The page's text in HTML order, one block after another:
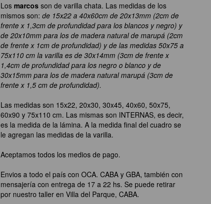
Losmarcosson de varilla chata. Las medidas de los
mismos son:de 15x22 a 40x60cm de 20x13mm (2cm de
frente x 1,3cm de profundidad para los blancos y negro) y
de 20x10mm para los de madera natural de marupá (2cm
de frente x 1cm de profundidad) y de las medidas 50x75 a
75x110 cm la varilla es de 30x14mm (3cm de frente x
1,4cm de profundidad para los negro o blanco y de
30x15mm para los de madera natural marupá (3cm de
frente x 1,5 cm de profundidad).
Las medidas son 15x22, 20x30, 30x45, 40x60, 50x75,
60x90 y 75x110 cm. Las mismas son INTERNAS, es decir,
es la medida de la lámina. A la medida final del cuadro se
le agregan las medidas de la varilla.
Aceptamos todos los medios de pago.
Envios a todo el país con OCA. CABA y GBA, también con
mensajería con entrega de 17 a 22 hs. Se puede retirar
por nuestro taller en Villa del Parque, CABA.